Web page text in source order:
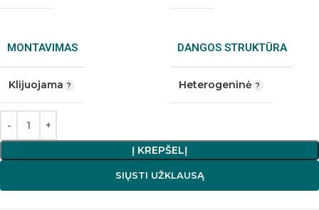
MONTAVIMAS
Klijuojama
DANGOS STRUKTŪRA
Heterogeninė
Į KREPŠELĮ
SIŲSTI UŽKLAUSĄ